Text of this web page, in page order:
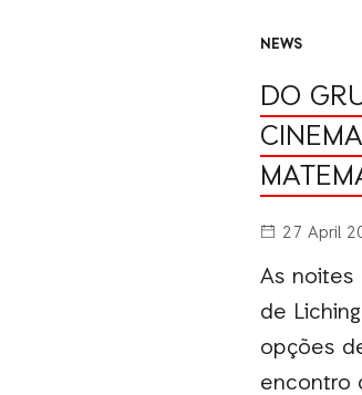
NEWS
DO
27 April
As noites
de
opções
encontro